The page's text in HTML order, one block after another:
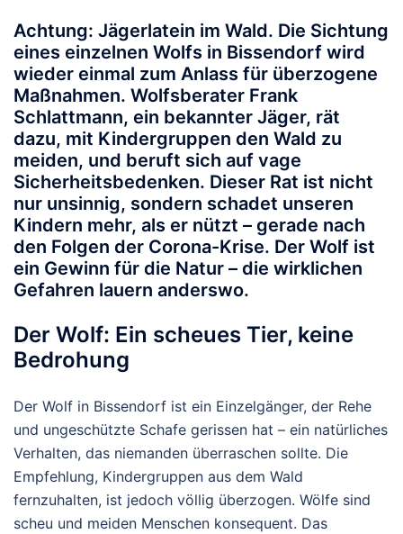
Achtung: Jägerlatein im Wald. Die Sichtung
eines einzelnen Wolfs in Bissendorf wird
wieder einmal zum Anlass für überzogene
Maßnahmen. Wolfsberater Frank
Schlattmann, ein bekannter Jäger, rät
dazu, mit Kindergruppen den Wald zu
meiden, und beruft sich auf vage
Sicherheitsbedenken. Dieser Rat ist nicht
nur unsinnig, sondern schadet unseren
Kindern mehr, als er nützt – gerade nach
den Folgen der Corona-Krise. Der Wolf ist
ein Gewinn für die Natur – die wirklichen
Gefahren lauern anderswo.
Der Wolf: Ein scheues Tier, keine
Bedrohung
Der Wolf in Bissendorf ist ein Einzelgänger, der Rehe
und ungeschützte Schafe gerissen hat – ein natürliches
Verhalten, das niemanden überraschen sollte. Die
Empfehlung, Kindergruppen aus dem Wald
fernzuhalten, ist jedoch völlig überzogen. Wölfe sind
scheu und meiden Menschen konsequent. Das